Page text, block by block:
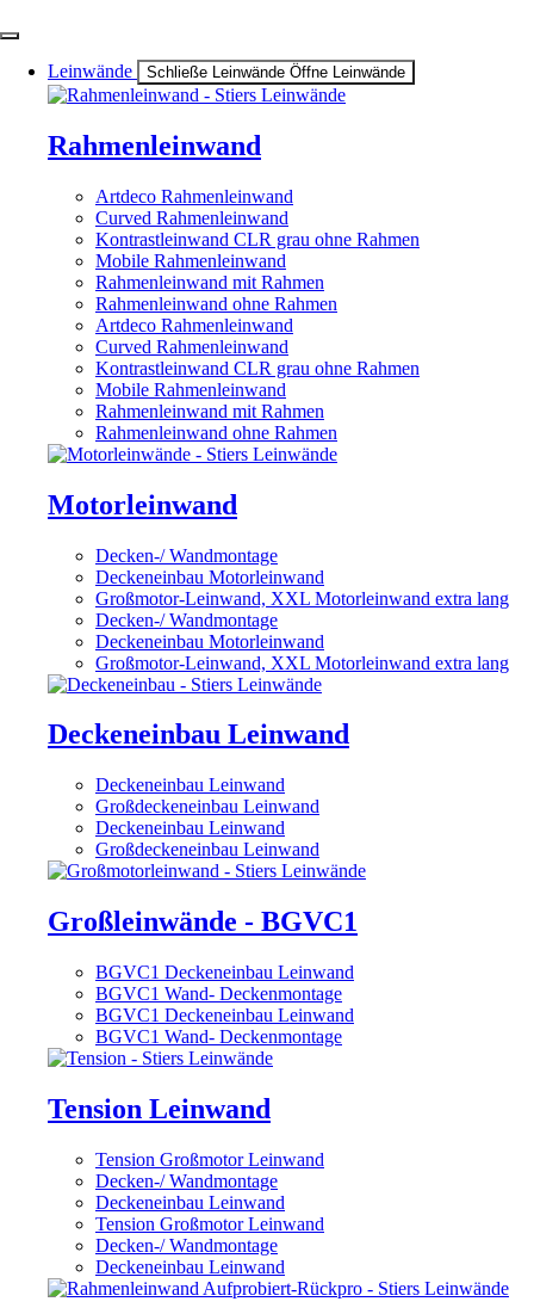
Leinwände Schließe Leinwände Öffne Leinwände
Rahmenleinwand
Artdeco Rahmenleinwand
Curved Rahmenleinwand
Kontrastleinwand CLR grau ohne Rahmen
Mobile Rahmenleinwand
Rahmenleinwand mit Rahmen
Rahmenleinwand ohne Rahmen
Artdeco Rahmenleinwand
Curved Rahmenleinwand
Kontrastleinwand CLR grau ohne Rahmen
Mobile Rahmenleinwand
Rahmenleinwand mit Rahmen
Rahmenleinwand ohne Rahmen
Motorleinwand
Decken-/ Wandmontage
Deckeneinbau Motorleinwand
Großmotor-Leinwand, XXL Motorleinwand extra lang
Decken-/ Wandmontage
Deckeneinbau Motorleinwand
Großmotor-Leinwand, XXL Motorleinwand extra lang
Deckeneinbau Leinwand
Deckeneinbau Leinwand
Großdeckeneinbau Leinwand
Deckeneinbau Leinwand
Großdeckeneinbau Leinwand
Großleinwände - BGVC1
BGVC1 Deckeneinbau Leinwand
BGVC1 Wand- Deckenmontage
BGVC1 Deckeneinbau Leinwand
BGVC1 Wand- Deckenmontage
Tension Leinwand
Tension Großmotor Leinwand
Decken-/ Wandmontage
Deckeneinbau Leinwand
Tension Großmotor Leinwand
Decken-/ Wandmontage
Deckeneinbau Leinwand